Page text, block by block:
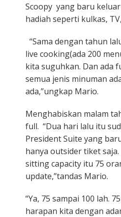
Scoopy yang baru
hadiah seperti kulkas,
“Sama dengan tahun
live cooking(ada 200
kita suguhkan. Dan ada
semua jenis minuman
ada,”ungkap Mario.
Menghabiskan malam
full. “Dua hari lalu itu
President Suite yang
hanya outsider tiket
sitting capacity itu 75
update,”tandas Mario.
“Ya, 75 sampai 100 lah.
harapan kita dengan